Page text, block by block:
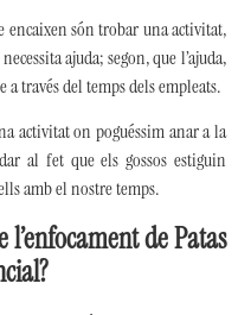
encaixen són trobar una activitat,
ajuda; segon, que l’ajuda,
través del temps dels empleats.
activitat on poguéssim anar a la
al fet que els gossos estiguin
amb el nostre temps.
de Patas